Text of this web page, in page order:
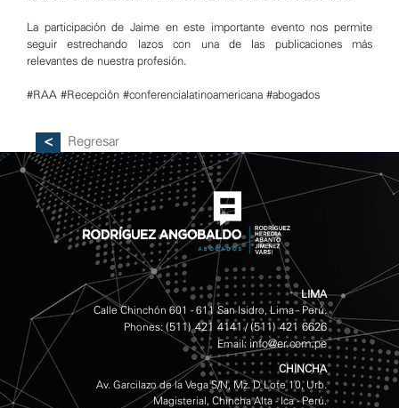
La participación de Jaime en este importante evento nos permite
seguir estrechando lazos con una de las publicaciones más
relevantes de nuestra profesión.
#RAA #Recepción #conferencialatinoamericana #abogados
Regresar
LIMA
Calle Chinchón 601 - 611 San Isidro, Lima - Perú.
Phones: (511) 421 4141 /(511) 421 6626
Email: info@er.com.pe
CHINCHA
Av. Garcilazo de la Vega S/N, Mz. D Lote 10, Urb.
Magisterial, Chincha Alta - Ica - Perú.